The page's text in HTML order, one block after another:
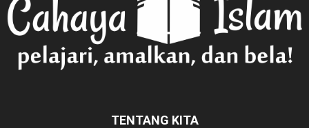
TENTANG KITA